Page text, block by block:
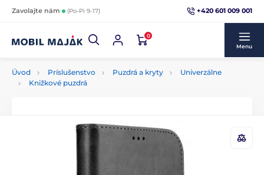
Zavolajte nám (Po-Pi 9-17) +420 601 009 001
0
Menu
Úvod Príslušenstvo Puzdrá a kryty
Univerzálne
Knižkové puzdrá